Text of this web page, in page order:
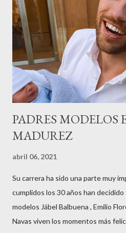
radio,en el programa que presento
horas . Carolina y Quionia Pagés
Museu Marítim de BCN ,en las
destacadas del sector,así como
de comunicación, en una velada
años peinando almas, creando
PADRES MODELOS
MADUREZ
abril 06, 2021
Su carrera ha sido una parte muy
cumplidos los 30 años han decidido
modelos Jábel Balbuena , Emilio
Navas viven los momentos más